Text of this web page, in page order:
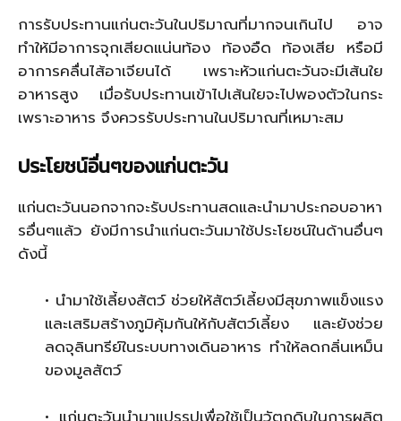
การรับประทานแก่นตะวันในปริมาณที่มากจนเกินไป อาจ
ทำให้มีอาการจุกเสียดแน่นท้อง ท้องอืด ท้องเสีย หรือมี
อาการคลื่นไส้อาเจียนได้ เพราะหัวแก่นตะวันจะมีเส้นใย
อาหารสูง เมื่อรับประทานเข้าไปเส้นใยจะไปพองตัวในกระ
เพราะอาหาร จึงควรรับประทานในปริมาณที่เหมาะสม
ประโยชน์อื่นๆของแก่นตะวัน
แก่นตะวันนอกจากจะรับประทานสดและนำมาประกอบอาหา
รอื่นๆแล้ว ยังมีการนำแก่นตะวันมาใช้ประโยชน์ในด้านอื่นๆ
ดังนี้
• นำมาใช้เลี้ยงสัตว์ ช่วยให้สัตว์เลี้ยงมีสุขภาพแข็งแรง
และเสริมสร้างภูมิคุ้มกันให้กับสัตว์เลี้ยง และยังช่วย
ลดจุลินทรีย์ในระบบทางเดินอาหาร ทำให้ลดกลิ่นเหม็น
ของมูลสัตว์